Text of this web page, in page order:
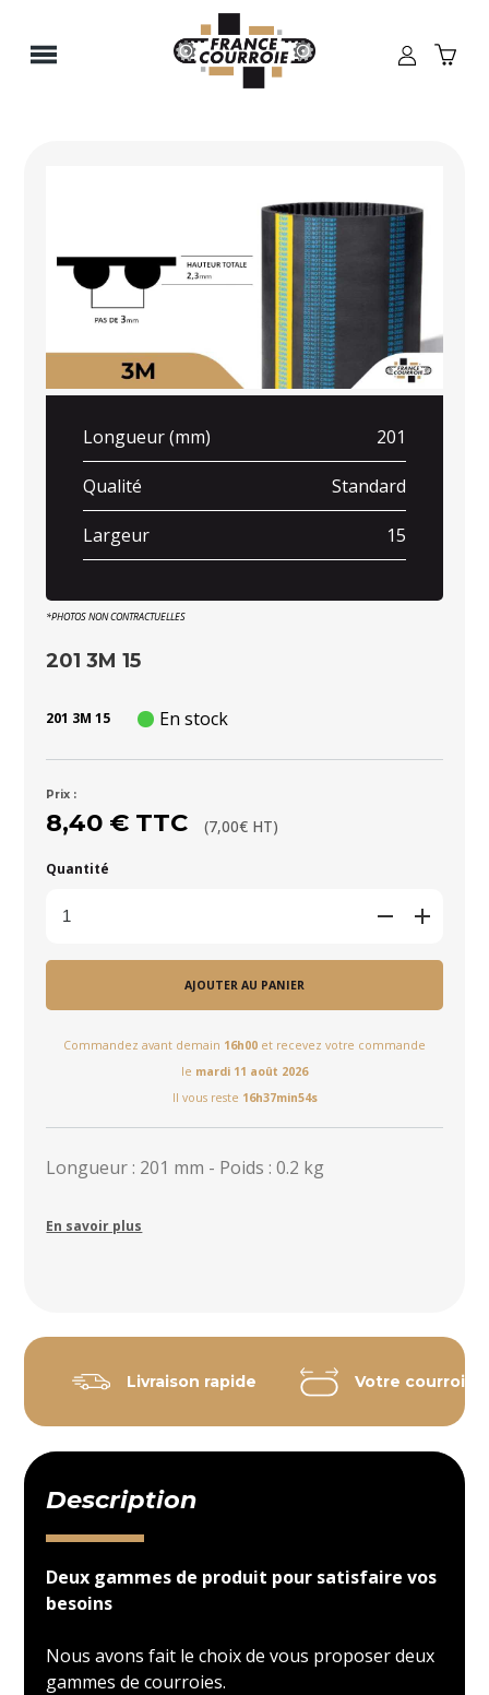
Longueur (mm) 201
Qualité Standard
Largeur 15
*PHOTOS NON CONTRACTUELLES
201 3M 15
201 3M 15 En stock
Prix :
8,40 € TTC (7,00€ HT)
Quantité
AJOUTER AU PANIER
Commandez avant demain 16h00 et recevez votre commande
le mardi 11 août 2026
Il vous reste 16h37min53s
Longueur : 201 mm - Poids : 0.2 kg
En savoir plus
Livraison rapide Votre courroie
Description
Deux gammes de produit pour satisfaire vos
besoins
Nous avons fait le choix de vous proposer deux
gammes de courroies.
Panneau de gestion des cookies